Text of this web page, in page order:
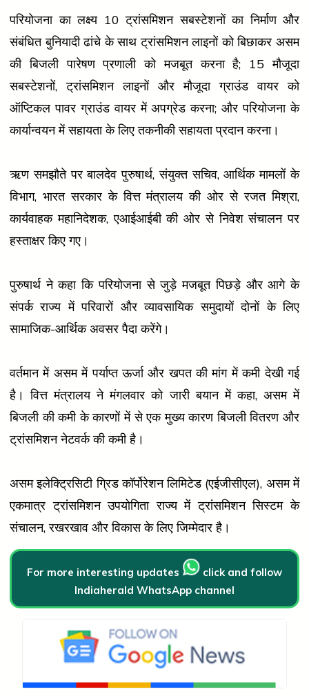
परियोजना का लक्ष्य 10 ट्रांसमिशन सबस्टेशनों का निर्माण और
संबंधित बुनियादी ढांचे के साथ ट्रांसमिशन लाइनों को बिछाकर असम
की बिजली पारेषण प्रणाली को मजबूत करना है; 15 मौजूदा
सबस्टेशनों, ट्रांसमिशन लाइनों और मौजूदा ग्राउंड वायर को
ऑप्टिकल पावर ग्राउंड वायर में अपग्रेड करना; और परियोजना के
कार्यान्वयन में सहायता के लिए तकनीकी सहायता प्रदान करना।
ऋण समझौते पर बालदेव पुरुषार्थ, संयुक्त सचिव, आर्थिक मामलों के
विभाग, भारत सरकार के वित्त मंत्रालय की ओर से रजत मिश्रा,
कार्यवाहक महानिदेशक, एआईआईबी की ओर से निवेश संचालन पर
हस्ताक्षर किए गए।
पुरुषार्थ ने कहा कि परियोजना से जुड़े मजबूत पिछड़े और आगे के
संपर्क राज्य में परिवारों और व्यावसायिक समुदायों दोनों के लिए
सामाजिक-आर्थिक अवसर पैदा करेंगे।
वर्तमान में असम में पर्याप्त ऊर्जा और खपत की मांग में कमी देखी गई
है। वित्त मंत्रालय ने मंगलवार को जारी बयान में कहा, असम में
बिजली की कमी के कारणों में से एक मुख्य कारण बिजली वितरण और
ट्रांसमिशन नेटवर्क की कमी है।
असम इलेक्ट्रिसिटी ग्रिड कॉर्पोरेशन लिमिटेड (एईजीसीएल), असम में
एकमात्र ट्रांसमिशन उपयोगिता राज्य में ट्रांसमिशन सिस्टम के
संचालन, रखरखाव और विकास के लिए जिम्मेदार है।
For more interesting updates
click and follow
Indiaherald WhatsApp channel